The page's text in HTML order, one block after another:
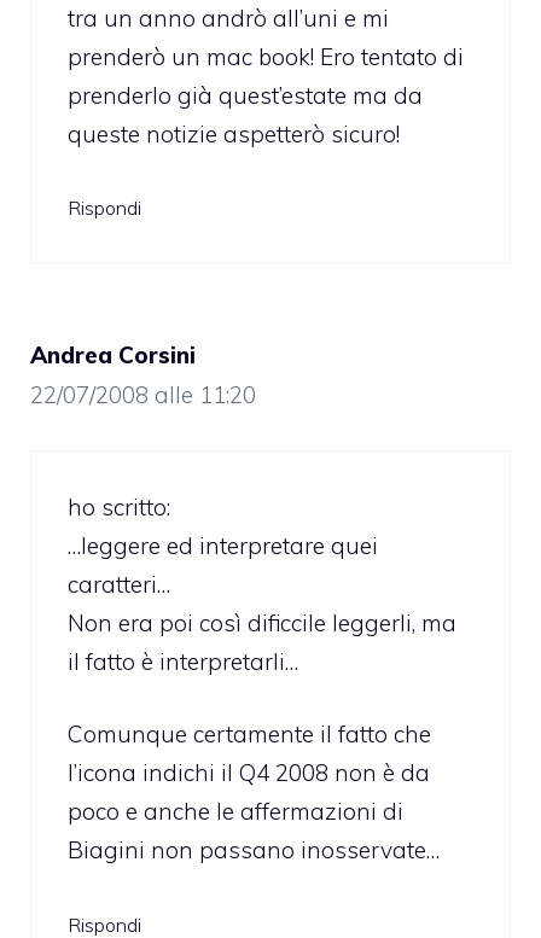
tra un anno andrò all’uni e mi
prenderò un mac book! Ero tentato di
prenderlo già quest’estate ma da
queste notizie aspetterò sicuro!
Rispondi
Andrea Corsini
22/07/2008 alle 11:20
ho scritto:
…leggere ed interpretare quei
caratteri…
Non era poi così dificcile leggerli, ma
il fatto è interpretarli…
Comunque certamente il fatto che
l’icona indichi il Q4 2008 non è da
poco e anche le affermazioni di
Biagini non passano inosservate…
Rispondi